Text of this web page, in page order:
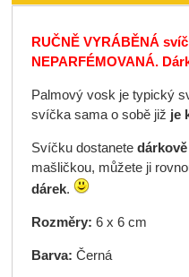
RUČNĚ VYRÁBĚNÁ
NEPARFÉMOVANÁ.
Palmový vosk je typický
svíčka sama o sobě již je
Svíčku dostanete
mašličkou, můžete ji
dárek.
Rozměry: 6 x 6 cm
Barva: Černá